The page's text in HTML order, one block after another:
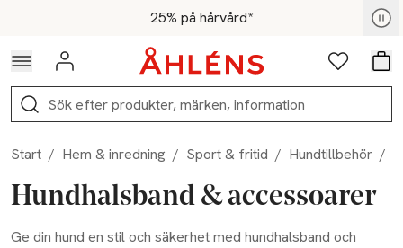
Hoppa till navigationsmenyn25% på hårvård*
För medlemmar - Shoppa nu
Logga in Favoriter
Sök
Start / Hem & inredning / Sport & fritid / Hundtillbehör /
Hundhalsband & accessoarer
Ge din hund en stil och säkerhet med hundhalsband och